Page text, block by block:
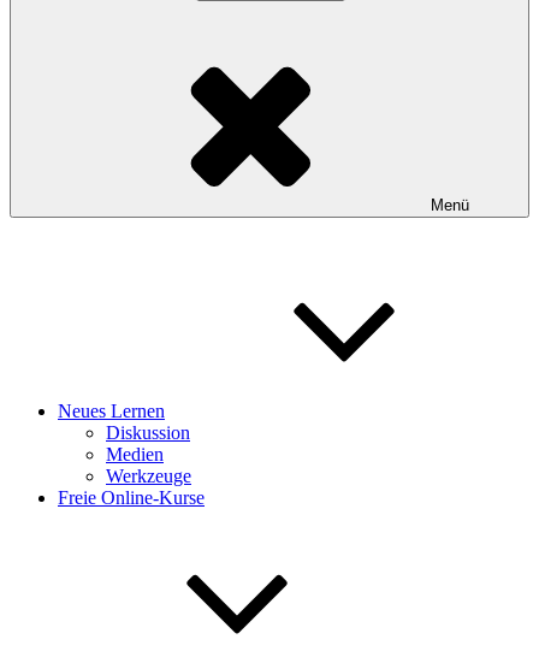
Menü
Neues Lernen
Diskussion
Medien
Werkzeuge
Freie Online-Kurse